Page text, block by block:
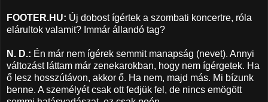
FOOTER.HU: Új dobost ígértek a szombati koncertre, róla
elárultok valamit? Immár állandó tag?
N. D.: Én már nem ígérek semmit manapság (nevet). Annyi
változást láttam már zenekarokban, hogy nem ígérgetek. Ha
ő lesz hosszútávon, akkor ő. Ha nem, majd más. Mi bízunk
benne. A személyét csak ott fedjük fel, de nincs emögött